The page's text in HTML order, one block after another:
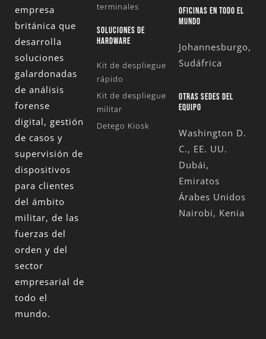
empresa
británica que
desarrolla
soluciones
galardonadas
de análisis
forense
digital, gestión
de casos y
supervisión de
dispositivos
para clientes
del ámbito
militar, de las
fuerzas del
orden y del
sector
empresarial de
todo el
mundo.
terminales
SOLUCIONES DE
HARDWARE
Kit de despliegue
rápido
Kit de despliegue
militar
Detego Kiosk
OFICINAS EN TODO EL
MUNDO
Johannesburgo,
Sudáfrica
OTRAS SEDES DEL
EQUIPO
Washington D.
C., EE. UU.
Dubái,
Emiratos
Árabes Unidos
Nairobi, Kenia